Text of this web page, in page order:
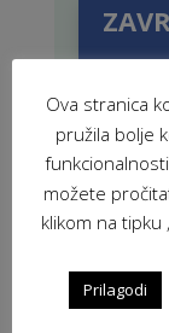
Ova stranica
pružila bolje
možete
klikom na
Prilagodi